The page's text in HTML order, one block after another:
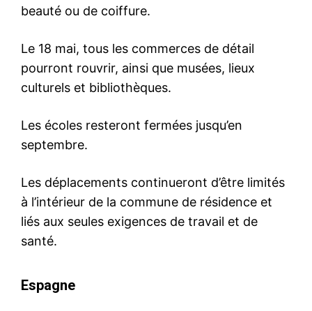
beauté ou de coiffure.
Le 18 mai, tous les commerces de détail
pourront rouvrir, ainsi que musées, lieux
culturels et bibliothèques.
Les écoles resteront fermées jusqu’en
septembre.
Les déplacements continueront d’être limités
à l’intérieur de la commune de résidence et
liés aux seules exigences de travail et de
santé.
Espagne